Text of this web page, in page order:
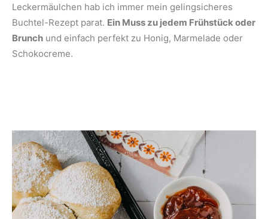
Leckermäulchen hab ich immer mein gelingsicheres
Buchtel-Rezept parat. Ein Muss zu jedem Frühstück oder
Brunch und einfach perfekt zu Honig, Marmelade oder
Schokocreme.